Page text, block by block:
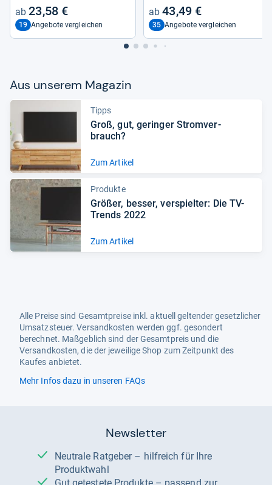
23,58 €
19 Angebote vergleichen
43,49 €
35 Angebote vergleichen
Aus unse­rem Maga­zin
Tipps
Groß, gut, gerin­ger Strom­ver­
brauch?
Zum Artikel
Produkte
Grö­ßer, bes­ser, ver­spiel­ter: Die TV-​
Trends 2022
Zum Artikel
Alle Preise sind Gesamtpreise inkl. aktuell geltender gesetzlicher
Umsatzsteuer. Versandkosten werden ggf. gesondert
berechnet. Maßgeblich sind der Gesamtpreis und die
Versandkosten, die der jeweilige Shop zum Zeitpunkt des
Kaufes anbietet.
Mehr Infos dazu in unseren FAQs
Newsletter
Neutrale Ratgeber – hilfreich für Ihre
Produktwahl
Gut getestete Produkte – passend zur